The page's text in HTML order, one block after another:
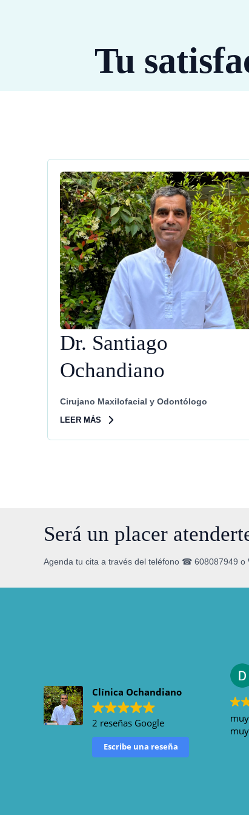
Tu
Dr. Santiago
Ochandiano
Cirujano Maxilofacial y Odontólogo
LEER MÁS
Será un placer
Agenda tu cita a través del teléfono ☎ 608087949 o
Clínica Ochandiano
2 reseñas Google
Escribe una reseña